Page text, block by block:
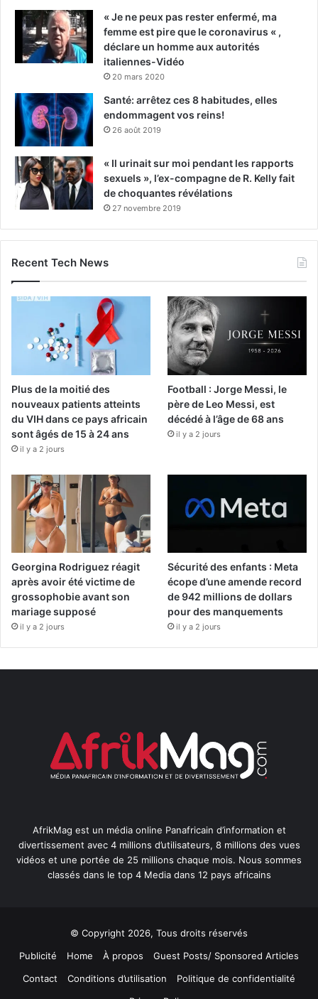
« Je ne peux pas rester enfermé, ma
femme est pire que le coronavirus « ,
déclare un homme aux autorités
italiennes-Vidéo
20 mars 2020
Santé: arrêtez ces 8 habitudes, elles
endommagent vos reins!
26 août 2019
« Il urinait sur moi pendant les rapports
sexuels », l’ex-compagne de R. Kelly fait
de choquantes révélations
27 novembre 2019
Recent Tech News
Plus de la moitié des
nouveaux patients atteints
du VIH dans ce pays africain
sont âgés de 15 à 24 ans
il y a 2 jours
Football : Jorge Messi, le
père de Leo Messi, est
décédé à l’âge de 68 ans
il y a 2 jours
Georgina Rodriguez réagit
après avoir été victime de
grossophobie avant son
mariage supposé
il y a 2 jours
Sécurité des enfants : Meta
écope d’une amende record
de 942 millions de dollars
pour des manquements
il y a 2 jours
AfrikMag est un média online Panafricain d’information et
divertissement avec 4 millions d’utilisateurs, 8 millions des vues
vidéos et une portée de 25 millions chaque mois. Nous sommes
classés dans le top 4 Media dans 12 pays africains
© Copyright 2026, Tous droits réservés
Publicité
Home À propos
Guest Posts/ Sponsored Articles
Contact
Conditions d’utilisation
Politique de confidentialité